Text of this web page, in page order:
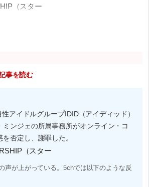
（スター
事を読む
性アイドルグループIDID（アイディッド）
ミンジェの所属事務所がオンライン・コ
否定し、謝罪した。
（スター
声が上がっている。5chでは以下のような反